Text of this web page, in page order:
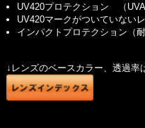
UV420プロテクション （
UV420マークがついていない
インパクトプロテクション（耐
↓レンズのベースカラー、透過率